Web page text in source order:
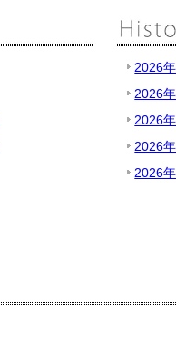
2026
2026
2026
2026
2026